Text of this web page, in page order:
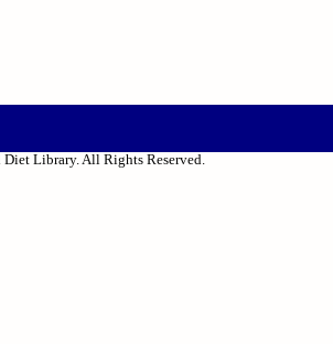
Library. All Rights Reserved.